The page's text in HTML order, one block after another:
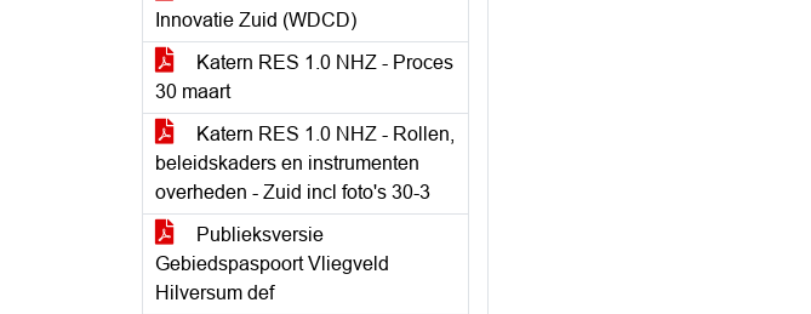
Innovatie Zuid (WDCD)
Katern RES 1.0 NHZ - Proces
30 maart
Katern RES 1.0 NHZ - Rollen,
beleidskaders en instrumenten
overheden - Zuid incl foto's 30-3
Publieksversie
Gebiedspaspoort Vliegveld
Hilversum def